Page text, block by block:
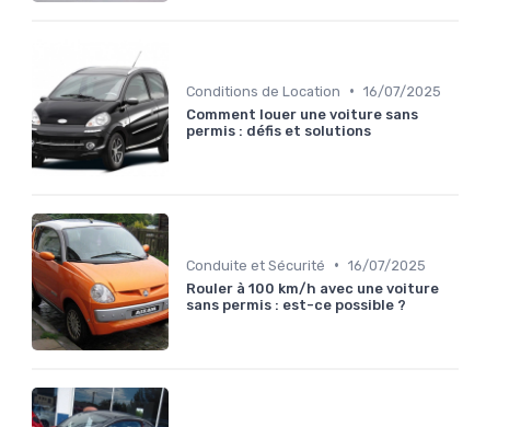
Conditions de Location • 16/07/2025
Comment louer une voiture sans
permis : défis et solutions
Conduite et Sécurité • 16/07/2025
Rouler à 100 km/h avec une voiture
sans permis : est-ce possible ?